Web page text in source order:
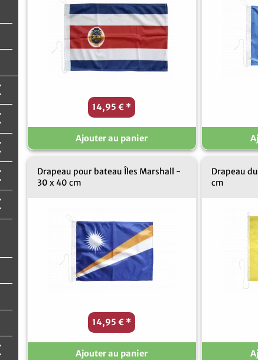
14,95 € *
Ajouter au panier
Drapeau pour bateau Îles Marshall -
30 x 40 cm
14,95 € *
Ajouter au panier
Drapeau
cm